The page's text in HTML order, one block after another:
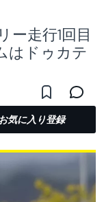
ー走行1回目
はドゥカテ
お気に入り登録